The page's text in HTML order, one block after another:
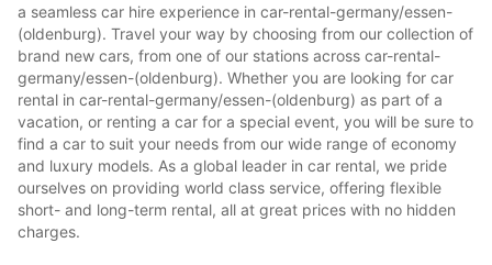
a seamless car hire experience in car-rental-germany/essen-
(oldenburg). Travel your way by choosing from our collection of
brand new cars, from one of our stations across car-rental-
germany/essen-(oldenburg). Whether you are looking for car
rental in car-rental-germany/essen-(oldenburg) as part of a
vacation, or renting a car for a special event, you will be sure to
find a car to suit your needs from our wide range of economy
and luxury models. As a global leader in car rental, we pride
ourselves on providing world class service, offering flexible
short- and long-term rental, all at great prices with no hidden
charges.